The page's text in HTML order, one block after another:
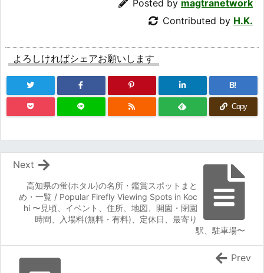
Posted by magtranetwork
Contributed by H.K.
よろしければシェアお願いします
B!
Copy
高知県の蛍(ホタル)の名所・鑑賞スポットまと
め・一覧 / Popular Firefly Viewing Spots in Koc
hi 〜見頃、イベント、住所、地図、開園・閉園
時間、入場料(無料・有料)、定休日、最寄り
駅、駐車場〜
Next
Prev